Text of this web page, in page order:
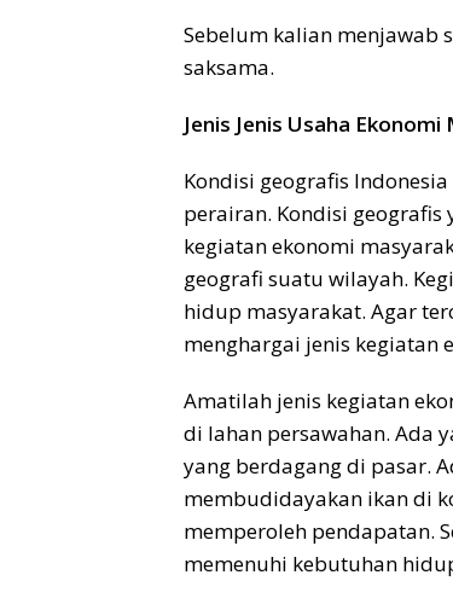
Sebelum kalian menjawab
saksama.
Jenis Jenis Usaha
Kondisi geografis
perairan. Kondisi
kegiatan ekonomi
geografi suatu wilayah.
hidup masyarakat. Agar
menghargai jenis kegiatan
Amatilah jenis kegiatan
di lahan persawahan. Ada
yang berdagang di pasar.
membudidayakan ikan di
memperoleh pendapatan.
memenuhi kebutuhan